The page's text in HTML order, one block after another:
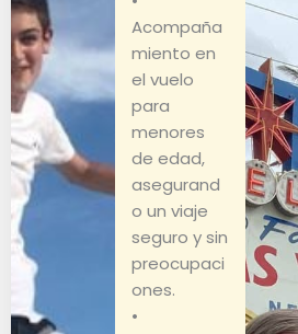
Acompaña
miento en
el vuelo
para
menores
de edad,
asegurand
o un viaje
seguro y sin
preocupaci
ones.
•